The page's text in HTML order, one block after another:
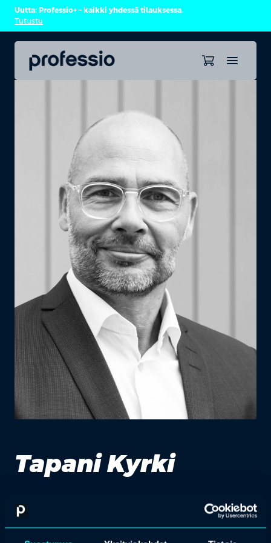
Uutta: Professio+ – kaikki yhdessä tilauksessa.
Tutustu
Tapani Kyrki
toimitusjohtaja, Aurora Innovation